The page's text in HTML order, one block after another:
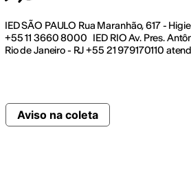
IED SÃO PAULO Rua Maranhão, 617 -
+55 11 3660 8000 IED RIO Av. Pres.
Rio de Janeiro - RJ +55 21 979170110
Aviso na coleta